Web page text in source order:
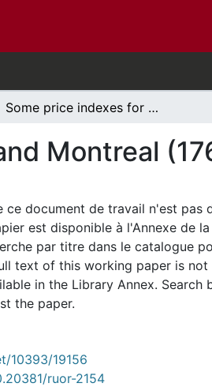
Some price indexes for Quebec and Montreal (1760-1913)
Montreal
ce document de travail n'est pas
est disponible à l'Annexe de
par titre dans le catalogue
text of this working paper is not
in the Library Annex. Search
the paper.
10393/19156
ruor-2154